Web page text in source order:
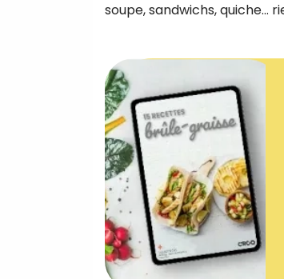
soupe, sandwichs, quiche…